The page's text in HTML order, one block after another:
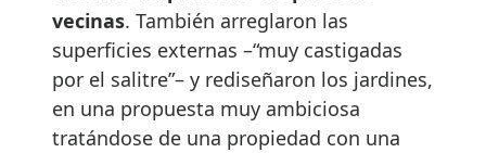
vecinas. También arreglaron las
superficies externas –“muy castigadas
por el salitre”– y rediseñaron los jardines,
en una propuesta muy ambiciosa
tratándose de una propiedad con una